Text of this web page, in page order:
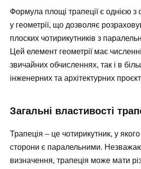
Формула площі трапеції є однією
у геометрії, що дозволяє
плоских чотирикутників з
Цей елемент геометрії має
звичайних обчисленнях, так і в
інженерних та архітектурних
Загальні властивості
Трапеція – це чотирикутник, у
сторони є паралельними.
визначення, трапеція може мати